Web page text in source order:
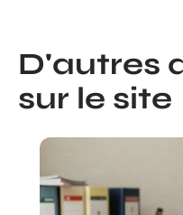
D'autres
sur le site